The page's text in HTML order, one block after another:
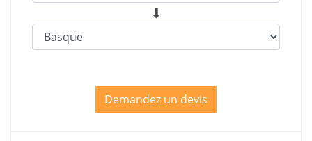
Demandez un devis